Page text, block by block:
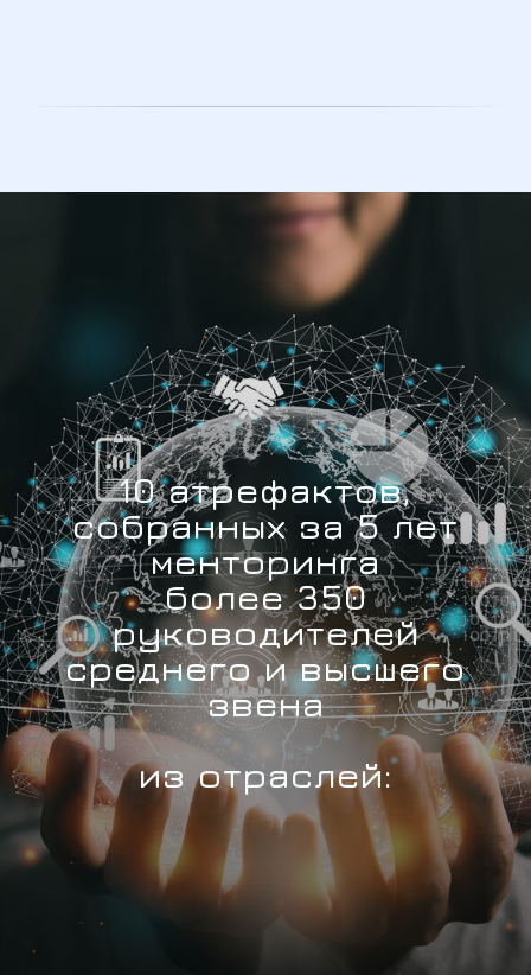
10 атрефактов,
собранных за 5 лет
менторинга
более 350
руководителей
среднего и высшего
звена
из отраслей: